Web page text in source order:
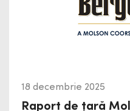
18 decembrie 2025
Raport de țară